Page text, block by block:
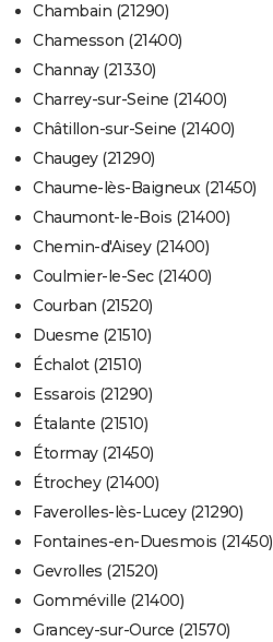
Chambain (21290)
Chamesson (21400)
Channay (21330)
Charrey-sur-Seine (21400)
Châtillon-sur-Seine (21400)
Chaugey (21290)
Chaume-lès-Baigneux (21450)
Chaumont-le-Bois (21400)
Chemin-d'Aisey (21400)
Coulmier-le-Sec (21400)
Courban (21520)
Duesme (21510)
Échalot (21510)
Essarois (21290)
Étalante (21510)
Étormay (21450)
Étrochey (21400)
Faverolles-lès-Lucey (21290)
Fontaines-en-Duesmois (21450)
Gevrolles (21520)
Gomméville (21400)
Grancey-sur-Ource (21570)